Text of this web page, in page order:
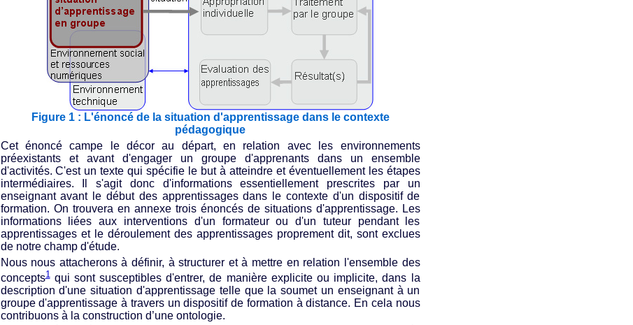
Figure 1 : L'énoncé de la situation d'apprentissage dans le contexte
pédagogique
Cet énoncé campe le décor au départ, en relation avec les environnements
préexistants et avant d'engager un groupe d'apprenants dans un ensemble
d'activités. C'est un texte qui spécifie le but à atteindre et éventuellement les étapes
intermédiaires. Il s'agit donc d'informations essentiellement prescrites par un
enseignant avant le début des apprentissages dans le contexte d'un dispositif de
formation. On trouvera en annexe trois énoncés de situations d'apprentissage. Les
informations liées aux interventions d'un formateur ou d'un tuteur pendant les
apprentissages et le déroulement des apprentissages proprement dit, sont exclues
de notre champ d'étude.
Nous nous attacherons à définir, à structurer et à mettre en relation l'ensemble des
concepts1qui sont susceptibles d'entrer, de manière explicite ou implicite, dans la
description d'une situation d'apprentissage telle que la soumet un enseignant à un
groupe d'apprentissage à travers un dispositif de formation à distance. En cela nous
contribuons à la construction d’une ontologie.